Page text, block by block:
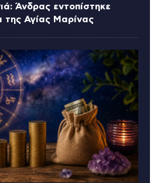
Άνδρας εντοπίστηκε
της Αγίας Μαρίνας